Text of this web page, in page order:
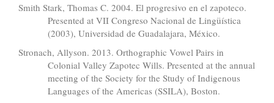
Smith Stark, Thomas C. 2004. El progresivo en el zapoteco.
Presented at VII Congreso Nacional de Lingüística
(2003), Universidad de Guadalajara, México.
Stronach, Allyson. 2013. Orthographic Vowel Pairs in
Colonial Valley Zapotec Wills. Presented at the annual
meeting of the Society for the Study of Indigenous
Languages of the Americas (SSILA), Boston.